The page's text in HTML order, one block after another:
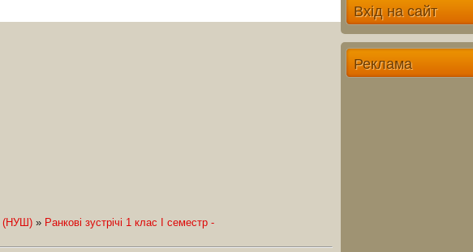
(НУШ) » Ранкові зустрічі 1 клас І семестр -
Вхід на сайт
Реклама